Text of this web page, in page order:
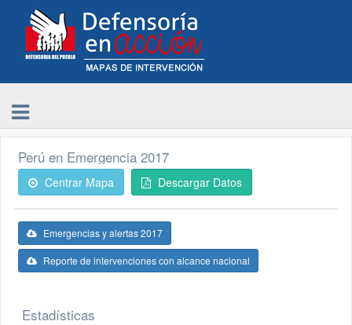
Perú en Emergencia 2017
Centrar Mapa Descargar Datos
Emergencias y alertas 2017
Reporte de intervenciones con alcance nacional
Estadísticas